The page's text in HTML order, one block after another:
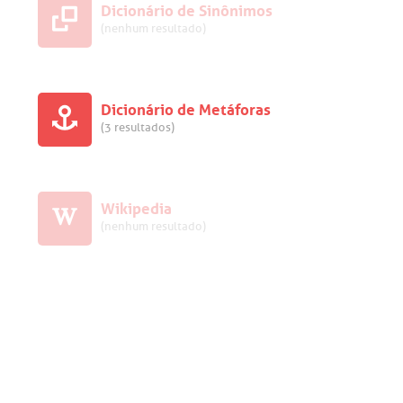
Dicionário de Sinônimos
(nenhum resultado)
Dicionário de Metáforas
(3 resultados)
Wikipedia
(nenhum resultado)